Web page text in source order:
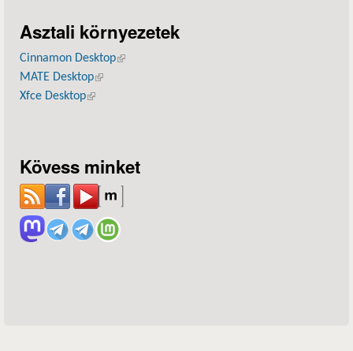
Asztali környezetek
Cinnamon Desktop(külső hivatkozás)
MATE Desktop(külső hivatkozás)
Xfce Desktop(külső hivatkozás)
Kövess minket